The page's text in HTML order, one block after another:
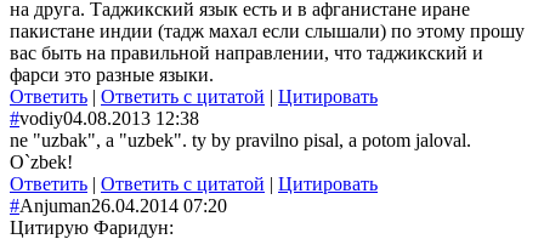
на друга. Таджикский язык есть и в афганистане иране
пакистане индии (тадж махал если слышали) по этому прошу
вас быть на правильной направлении, что таджикский и
фарси это разные языки.
Ответить | Ответить с цитатой | Цитировать
#vodiy04.08.2013 12:38
ne "uzbak", a "uzbek". ty by pravilno pisal, a potom jaloval.
O`zbek!
Ответить | Ответить с цитатой | Цитировать
#Anjuman26.04.2014 07:20
Цитирую Фаридун: